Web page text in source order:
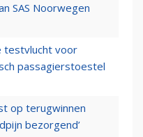
SAS Noorwegen
testvlucht voor
passagierstoestel
op terugwinnen
bezorgend’